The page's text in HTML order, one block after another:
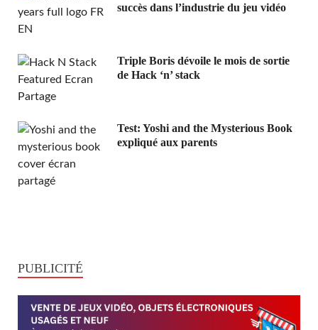
succès dans l’industrie du jeu vidéo
Triple Boris dévoile le mois de sortie
de Hack ‘n’ stack
Test: Yoshi and the Mysterious Book
expliqué aux parents
PUBLICITÉ